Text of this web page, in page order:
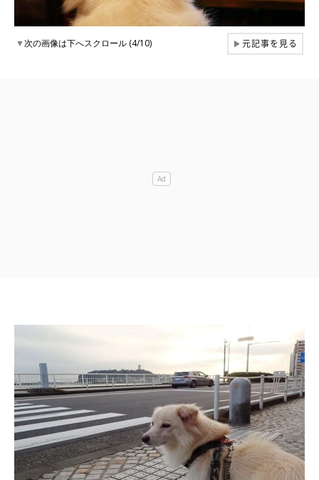
▼次の画像は下へスクロール (4/10) ▶元記事を見る